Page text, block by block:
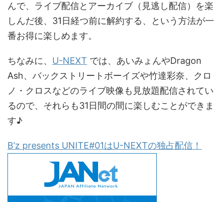
んで、ライブ配信とアーカイブ（見逃し配信）を楽
しんだ後、31日経つ前に解約する、という方法が一
番お得に楽しめます。
ちなみに、 U-NEXT では、あいみょんやDragon
Ash、バックストリートボーイズや竹達彩奈、クロ
ノ・クロスなどのライブ映像も見放題配信されてい
るので、それらも31日間の間に楽しむことができま
す♪
B’z presents UNITE#01はU-NEXTの独占配信！